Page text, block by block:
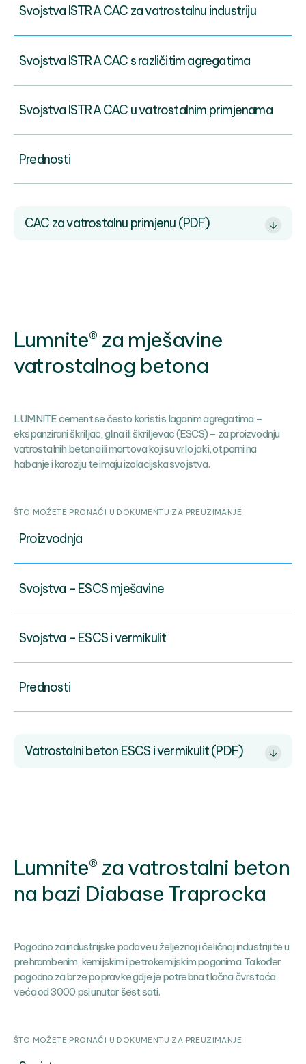
Svojstva ISTRA CAC za vatrostalnu industriju
Svojstva ISTRA CAC s različitim agregatima
Svojstva ISTRA CAC u vatrostalnim primjenama
Prednosti
CAC za vatrostalnu primjenu (PDF)
Lumnite® za mješavine
vatrostalnog betona
LUMNITE cement se često koristi s laganim agregatima –
ekspanzirani škriljac, glina ili škriljevac (ESCS) – za proizvodnju
vatrostalnih betona ili mortova koji su vrlo jaki, otporni na
habanje i koroziju te imaju izolacijska svojstva.
ŠTO MOŽETE PRONAĆI U DOKUMENTU ZA PREUZIMANJE
Proizvodnja
Svojstva – ESCS mješavine
Svojstva – ESCS i vermikulit
Prednosti
Vatrostalni beton ESCS i vermikulit (PDF)
Lumnite® za vatrostalni beton
na bazi Diabase Traprocka
Pogodno za industrijske podove u željeznoj i čeličnoj industriji te u
prehrambenim, kemijskim i petrokemijskim pogonima. Također
pogodno za brze popravke gdje je potrebna tlačna čvrstoća
veća od 3000 psi unutar šest sati.
ŠTO MOŽETE PRONAĆI U DOKUMENTU ZA PREUZIMANJE